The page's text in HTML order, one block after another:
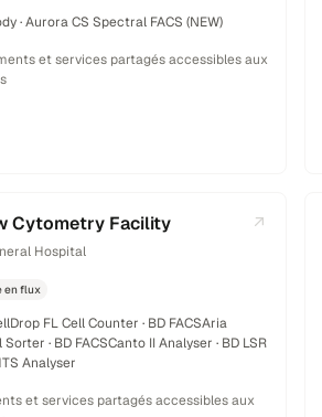
· Aurora CS Spectral FACS (NEW)
et services partagés accessibles aux
Cytometry Facility
Hospital
en flux
FL Cell Counter · BD FACSAria
· BD FACSCanto II Analyser · BD LSR
Analyser
et services partagés accessibles aux